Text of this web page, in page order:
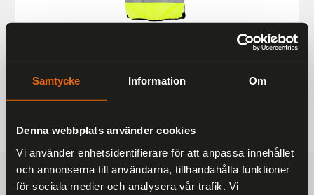
Samtycke Information Om
Denna webbplats använder cookies
Vi använder enhetsidentifierare för att anpassa innehållet
och annonserna till användarna, tillhandahålla funktioner
för sociala medier och analysera vår trafik. Vi
187 kr
249 kr
FRAKTFRITT
På alla ordrar över 2000 kr